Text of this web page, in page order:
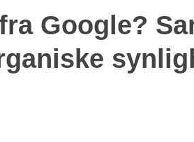
Google?